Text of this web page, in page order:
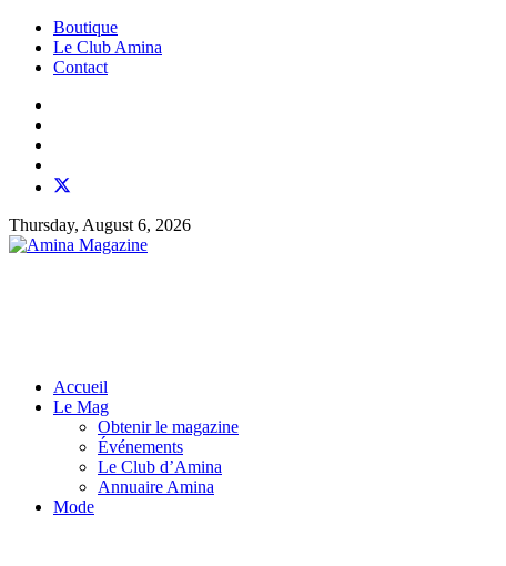
Boutique
Le Club Amina
Contact
Thursday, August 6, 2026
Accueil
Le Mag
Obtenir le magazine
Événements
Le Club d’Amina
Annuaire Amina
Mode